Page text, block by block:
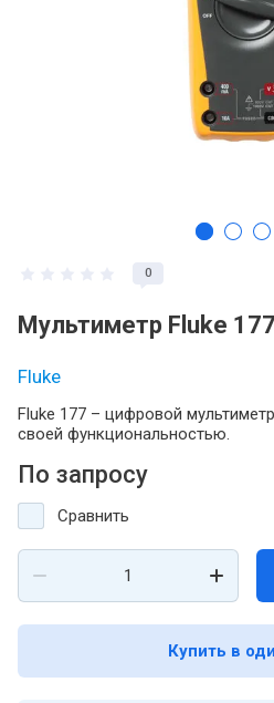
0
Мультиметр Fluke 177
Fluke
Fluke 177 – цифровой
своей функциональностью.
По запросу
Сравнить
Купить в